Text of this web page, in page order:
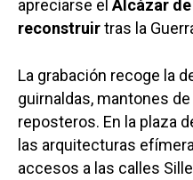
apreciarse el Alcázar
reconstruirtras la
La grabación recoge la
guirnaldas, mantones
reposteros. En la plaza
las arquitecturas
accesos a las calles